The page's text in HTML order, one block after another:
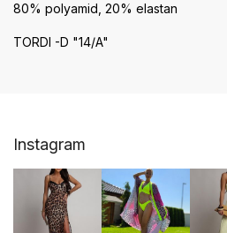
80% polyamid, 20% elastan
TORDI -D "14/A"
Instagram